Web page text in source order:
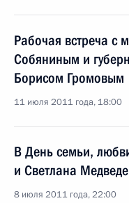
Рабочая встреча с
Собяниным и
Борисом Громовым
11 июля 2011 года, 18:00
В День семьи,
и Светлана
8 июля 2011 года, 22:00